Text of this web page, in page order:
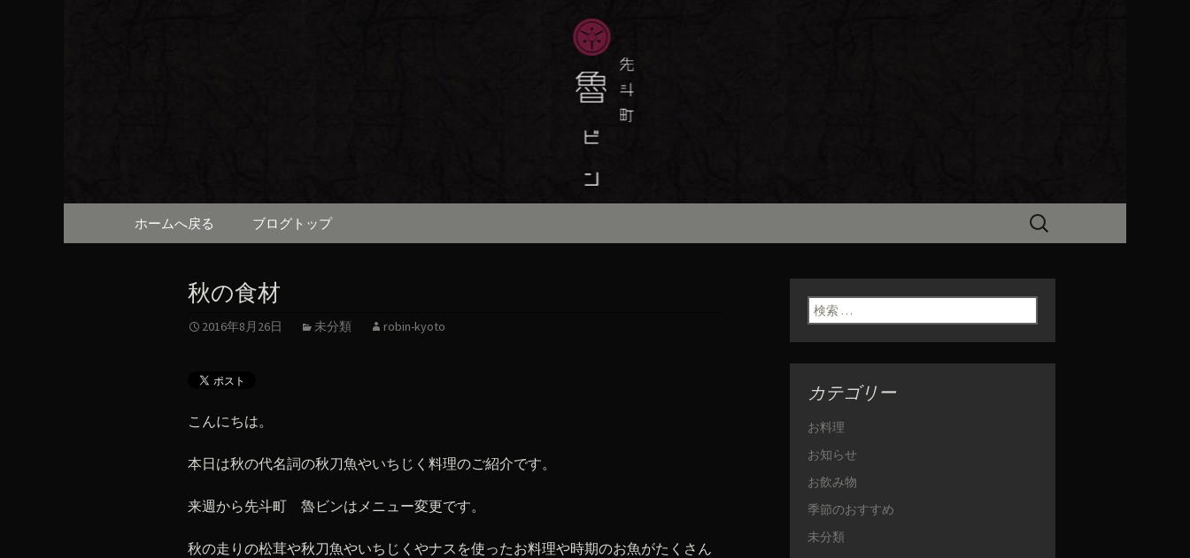
京都・先斗町の京料理・和食「魯ビン
（ろびん）」の公式ブログ
京都・先斗町の京町家で美味しい季節の京料理・和食が自慢の「魯ビン（ろびん）」がお店からのお
知らせや、お料理について最新情報をおとどけします。
コンテンツへ移動
ホームへ戻る ブログトップ
検
秋の食材
2016年8月26日 未分類 robin-kyoto
こんにちは。
本日は秋の代名詞の秋刀魚やいちじく料理のご紹介です。
来週から先斗町 魯ビンはメニュー変更です。
秋の走りの松茸や秋刀魚やいちじくやナスを使ったお料理や時期のお魚がたくさん
検索:
カテゴリー
お料理
お知らせ
お飲み物
季節のおすすめ
未分類